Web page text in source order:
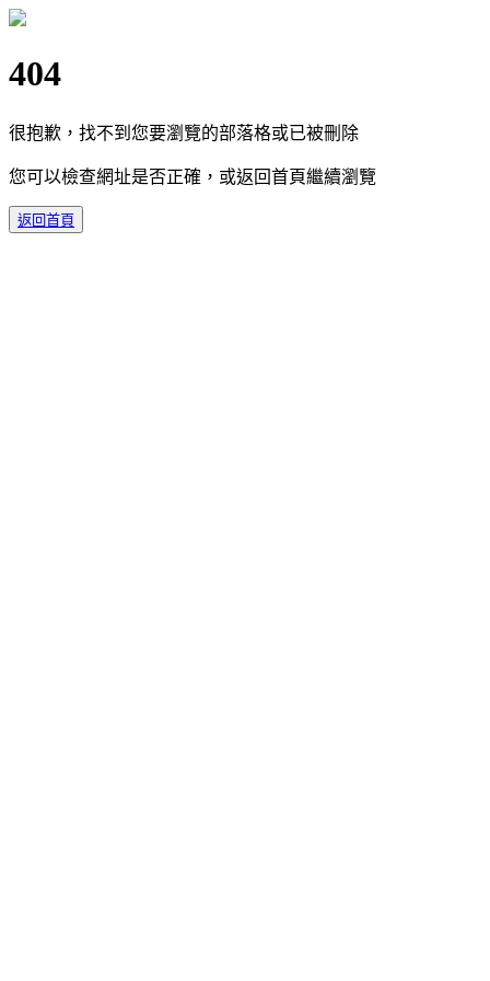
404
很抱歉，找不到您要瀏覽的部落格或已被刪除
您可以檢查網址是否正確，或返回首頁繼續瀏覽
返回首頁